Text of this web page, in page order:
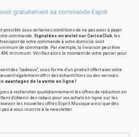
gratuitement sa commande Esprit
possible sous certaines conditions de ne pas avoir à payer
commande. Signalées en violet sur CeriseClub, les
de votre commande à votre domicile sont
de commande. Par exemple, la livraison peut être
49€ minimum. Vérifiez alors le montant de votre panier pour
des "cadeaux", sous forme d'un produit offert avec votre
également offrir des échantillons ou des services.
avantages de la vente en ligne !
à rechercher quotidiennement les offres de réduction en
d'obtenir des rabais pour vos achats en ligne sur les
les nouvelles offres Esprit Musique ainsi que des
à vous inscrire à la newsletter.